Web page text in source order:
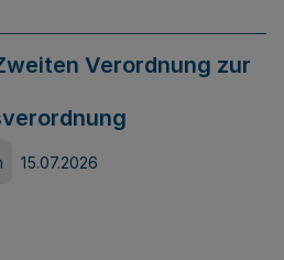
Verordnung zur
15.07.2026